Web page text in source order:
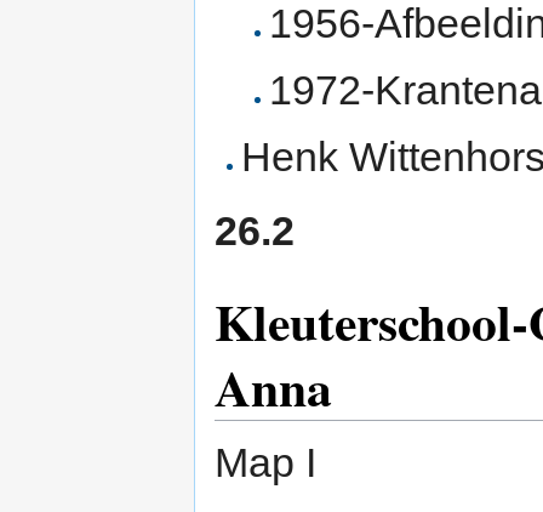
1956-
1972-
Henk
26.2
Anna
Map I